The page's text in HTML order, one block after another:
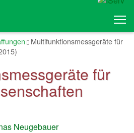
Multifunktionsmessgeräte für
für
Neugebauer